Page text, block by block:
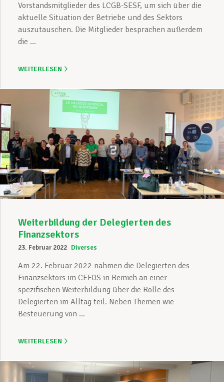
Vorstandsmitglieder des LCGB-SESF, um sich über die
aktuelle Situation der Betriebe und des Sektors
auszutauschen. Die Mitglieder besprachen außerdem
die ...
WEITERLESEN
Weiterbildung der Delegierten des
Finanzsektors
23. Februar 2022 Diverses
Am 22. Februar 2022 nahmen die Delegierten des
Finanzsektors im CEFOS in Remich an einer
spezifischen Weiterbildung über die Rolle des
Delegierten im Alltag teil. Neben Themen wie
Besteuerung von ...
WEITERLESEN